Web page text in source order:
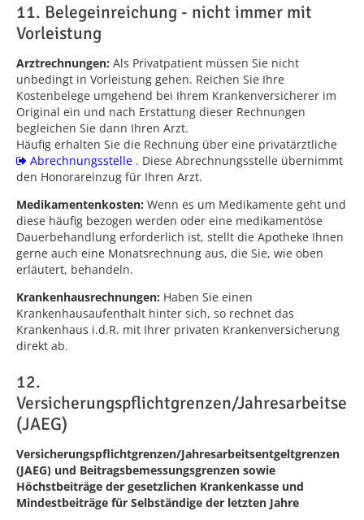
11. Belegeinreichung - nicht immer mit
Vorleistung
Arztrechnungen: Als Privatpatient müssen Sie nicht
unbedingt in Vorleistung gehen. Reichen Sie Ihre
Kostenbelege umgehend bei Ihrem Krankenversicherer im
Original ein und nach Erstattung dieser Rechnungen
begleichen Sie dann Ihren Arzt.
Häufig erhalten Sie die Rechnung über eine privatärztliche
Abrechnungsstelle . Diese Abrechnungsstelle übernimmt
den Honorareinzug für Ihren Arzt.
Medikamentenkosten: Wenn es um Medikamente geht und
diese häufig bezogen werden oder eine medikamentöse
Dauerbehandlung erforderlich ist, stellt die Apotheke Ihnen
gerne auch eine Monatsrechnung aus, die Sie, wie oben
erläutert, behandeln.
Krankenhausrechnungen: Haben Sie einen
Krankenhausaufenthalt hinter sich, so rechnet das
Krankenhaus i.d.R. mit Ihrer privaten Krankenversicherung
direkt ab.
12.
Versicherungspflichtgrenzen/
(JAEG)
Versicherungspflichtgrenzen/Jahresarbeitsentgeltgrenzen
(JAEG) und Beitragsbemessungsgrenzen sowie
Höchstbeiträge der gesetzlichen Krankenkasse und
Mindestbeiträge für Selbständige der letzten Jahre